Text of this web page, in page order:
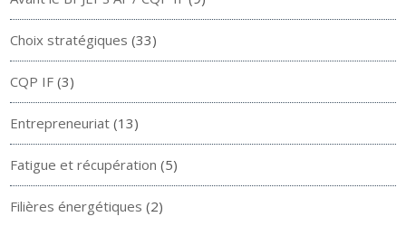
Choix stratégiques (33)
CQP IF (3)
Entrepreneuriat (13)
Fatigue et récupération (5)
Filières énergétiques (2)